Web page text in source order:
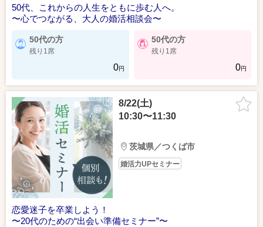
50代、これからの人生をともに歩む人へ。
〜心でつながる、大人の婚活相談会〜
50代の方
残り1席
0円
50代の方
残り1席
0円
8/22(土)
10:30〜11:30
茨城県／つくば市
婚活力UPセミナー
恋愛迷子を卒業しよう！
〜20代のための“出会い準備セミナー”〜